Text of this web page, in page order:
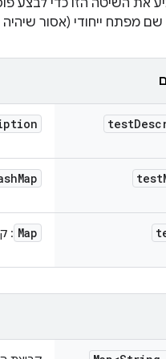
את השיטה הזו כדי לבצע
שם מפתח ייחודי (אסור
test
test
Map
Map
: